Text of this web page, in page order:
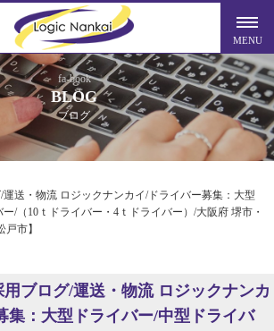
fa-book
BLOG
ブログ
/運送・物流 ロジックナンカイ/ドライバー募集：大型
/（10ｔドライバー・4ｔドライバー）/大阪府 堺市・
市】
用ブログ/運送・物流 ロジックナンカ
集：大型ドライバー/中型ドライバ